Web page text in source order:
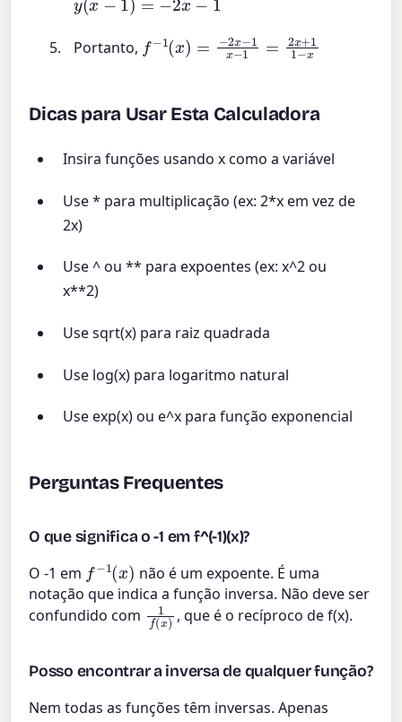
Portanto,
1(x ) −1 x− 2x+1
Dicas para Usar Esta Calculadora
Insira funções usando x como a variável
Use * para multiplicação (ex: 2*x em vez de
2x)
Use ^ ou ** para expoentes (ex: x^2 ou
x**2)
Use sqrt(x) para raiz quadrada
Use log(x) para logaritmo natural
Use exp(x) ou e^x para função exponencial
Perguntas Frequentes
O que significa o -1 em f^(-1)(x)?
O -1 em
f− 1(x )
não é um expoente. É uma
notação que indica a função inversa. Não deve ser
confundido com
1f(x)
, que é o recíproco de f(x).
Posso encontrar a inversa de qualquer função?
Nem todas as funções têm inversas. Apenas